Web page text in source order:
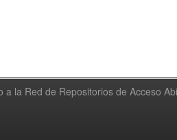
a la Red de Repositorios de Acceso